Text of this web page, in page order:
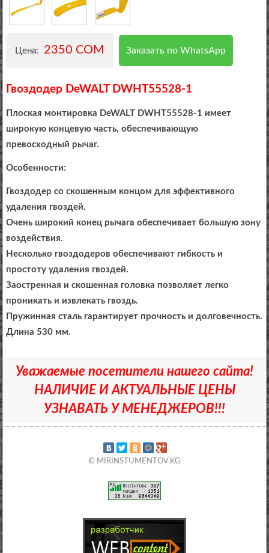
Цена: 2350 COM Заказать по WhatsApp
Гвоздодер DeWALT DWHT55528-1
Плоская монтировка DeWALT DWHT55528-1 имеет
широкую концевую часть, обеспечивающую
превосходный рычаг.
Особенности:
Гвоздодер со скошенным концом для эффективного
удаления гвоздей.
Очень широкий конец рычага обеспечивает большую зону
воздействия.
Несколько гвоздодеров обеспечивают гибкость и
простоту удаления гвоздей.
Заостренная и скошенная головка позволяет легко
проникать и извлекать гвоздь.
Пружинная сталь гарантирует прочность и долговечность.
Длина 530 мм.
Уважаемые посетители нашего сайта!
НАЛИЧИЕ И АКТУАЛЬНЫЕ ЦЕНЫ
УЗНАВАТЬ У МЕНЕДЖЕРОВ!!!
© MIRINSTUMENTOV.KG